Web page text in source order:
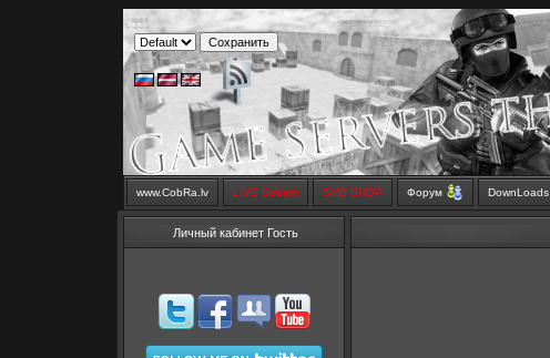
www.CobRa.lv LIVE Stream SMS SHOP Форум DownLoads
Личный кабинет Гость